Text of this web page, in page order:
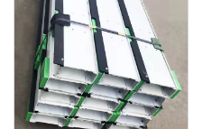
montează ușor și are o
forță de rupere mai
mare de 3 T